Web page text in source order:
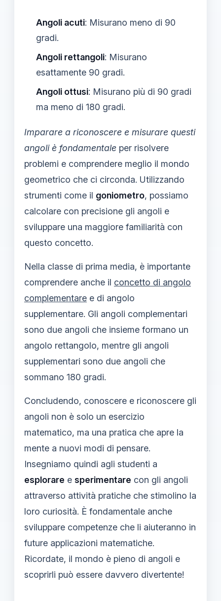
Angoli acuti: Misurano meno di 90
gradi.
Angoli rettangoli: Misurano
esattamente 90 gradi.
Angoli ottusi: Misurano più di 90 gradi
ma meno di 180 gradi.
Imparare a riconoscere e misurare questi
angoli è fondamentale per risolvere
problemi e comprendere meglio il mondo
geometrico che ci circonda. Utilizzando
strumenti come il goniometro, possiamo
calcolare con precisione gli angoli e
sviluppare una maggiore familiarità con
questo concetto.
Nella classe di prima media, è importante
comprendere anche il concetto di angolo
complementare e di angolo
supplementare. Gli angoli complementari
sono due angoli che insieme formano un
angolo rettangolo, mentre gli angoli
supplementari sono due angoli che
sommano 180 gradi.
Concludendo, conoscere e riconoscere gli
angoli non è solo un esercizio
matematico, ma una pratica che apre la
mente a nuovi modi di pensare.
Insegniamo quindi agli studenti a
esplorare e sperimentare con gli angoli
attraverso attività pratiche che stimolino la
loro curiosità. È fondamentale anche
sviluppare competenze che li aiuteranno in
future applicazioni matematiche.
Ricordate, il mondo è pieno di angoli e
scoprirli può essere davvero divertente!